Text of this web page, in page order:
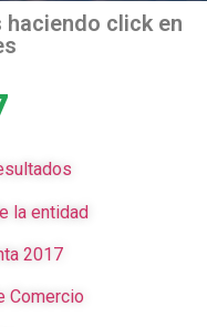
click en
la entidad
2017
Comercio